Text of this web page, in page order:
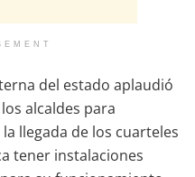
del estado aplaudió
alcaldes para
llegada de los cuarteles
tener instalaciones